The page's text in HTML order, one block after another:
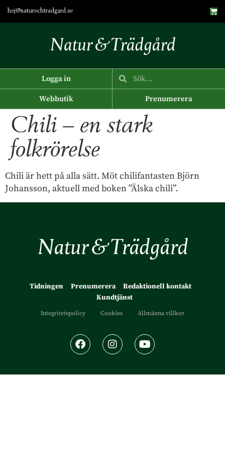
hej@naturochtradgard.se
Logga in
Webbutik Prenumerera
Chili – en stark
folkrörelse
Chili är hett på alla sätt. Möt chilifantasten Björn
Johansson, aktuell med boken ”Älska chili”.
Tidningen Prenumerera
Redaktionell kontakt
Kundtjänst
Integritetspolicy Cookies Allmänna villkor